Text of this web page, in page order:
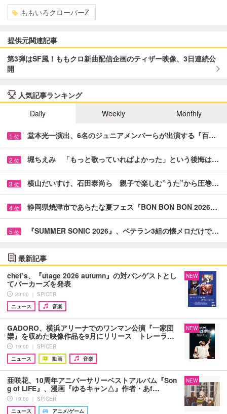
ももいろクローバーZ
提供元関連記事
第3弾はSF風！ももクロ新曲配信企画のティザー映像、3日連続公
開
人気記事ランキング
Daily
Weekly Monthly
1 位 堂本光一演出、6名のジュニアメンバーらが出演する『百…
2 位 堀ちえみ 「もっと歌っていればよかった」という後悔は…
3 位 横山だいすけ、石田泰尚ら 親子で楽しむ”うた”から圧巻…
4 位 静岡県焼津市であらたな夏フェス『BON BON BON 2026…
5 位 『SUMMER SONIC 2026』、ベテラン3組の懐メロだけで…
最新記事
chef’s、『utage 2026 autumn』の対バンゲストとし
てパーカーズを発表
20:00 ｜ SPICER
ニュース
音楽
NEW
GADORO、横浜アリーナでのワンマン公演『一家団
欒』を収めた映像作品を9月にリリース トレーラ…
19:00 ｜ SPICER
ニュース
動画 音楽
NEW
亜咲花、10周年アニバーサリーベストアルバム『Son
g of LIFE』、漫画『ゆるキャン△』作者・あf…
19:00 ｜ SPICER
ニュース
アニメ/ゲーム
NEW